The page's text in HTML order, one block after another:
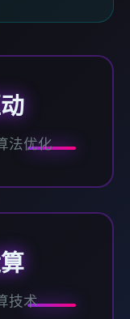
法优化
技术